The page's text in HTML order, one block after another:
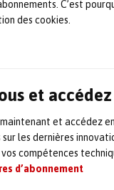
C’est
des cookies.
et
et accédez
sur les dernières
compétences
d’abonnement